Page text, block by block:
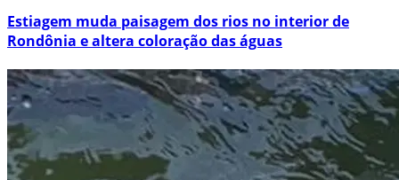
Estiagem muda paisagem dos rios no interior de
Rondônia e altera coloração das águas